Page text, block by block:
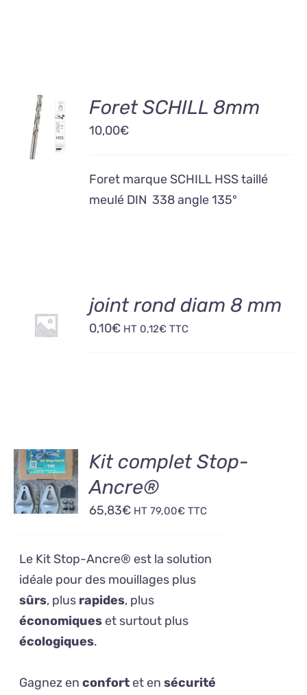
AJOUTER
AU
PANIER
DÉTAILS
Foret SCHILL 8mm
10,00€
Foret marque SCHILL HSS taillé
meulé DIN 338 angle 135°
AU
PANIER
joint rond diam 8 mm
0,10€ HT 0,12€ TTC
AJOUTER
AU
PANIER
/
DÉTAILS
Kit complet Stop-
Ancre®
65,83€ HT79,00€ TTC
Le Kit Stop-Ancre® est la solution
idéale pour des mouillages plus
sûrs, plus rapides, plus
économiques et surtout plus
écologiques.
Gagnez enconfort et ensécurité